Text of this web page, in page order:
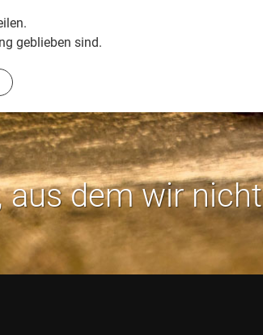
geblieben sind.
aus dem wir nicht